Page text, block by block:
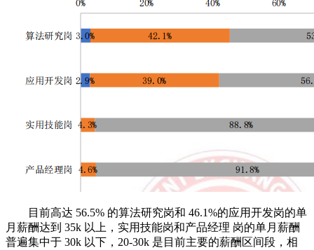
目前高达 56.5% 的算法研究岗和 46.1%的应用开发岗的单
月薪酬达到 35k 以上，实用技能岗和产品经理 岗的单月薪酬
普遍集中于 30k 以下，20-30k 是目前主要的薪酬区间段，相